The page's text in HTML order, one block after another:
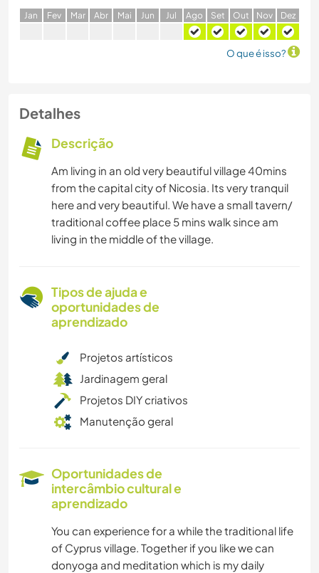
Jan Fev Mar Abr Mai Jun Jul Ago Set Out Nov Dez
O que é isso?
Detalhes
Descrição
Am living in an old very beautiful village 40mins
from the capital city of Nicosia. Its very tranquil
here and very beautiful. We have a small tavern/
traditional coffee place 5 mins walk since am
living in the middle of the village.
Tipos de ajuda e
oportunidades de
aprendizado
Projetos artísticos
Jardinagem geral
Projetos DIY criativos
Manutenção geral
Oportunidades de
intercâmbio cultural e
aprendizado
You can experience for a while the traditional life
of Cyprus village. Together if you like we can
donyoga and meditation which is my daily